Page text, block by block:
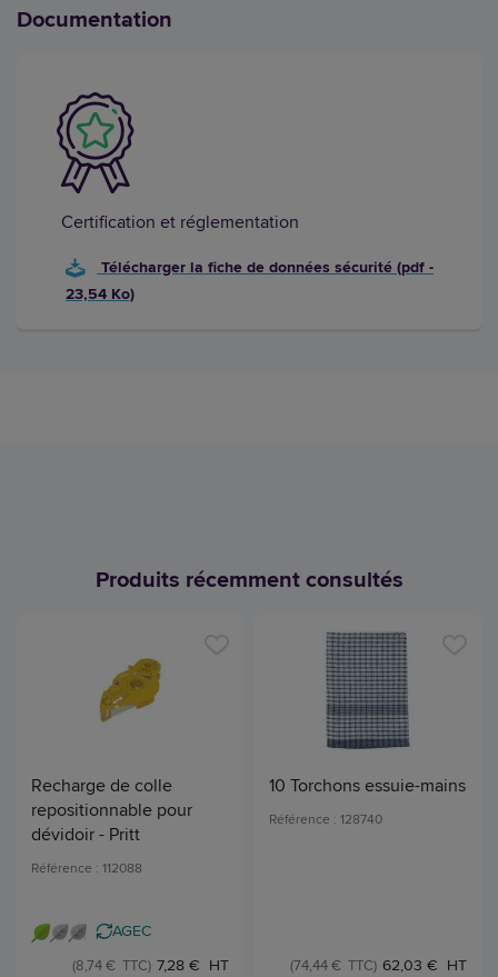
Documentation
Certification et réglementation
Télécharger la fiche de données sécurité (pdf -
23,54 Ko)
Produits récemment consultés
Recharge de colle
repositionnable pour
dévidoir - Pritt
Référence : 112088
AGEC
7,28 € HT
(8,74 € TTC)
10 Torchons essuie-mains
Référence : 128740
62,03 € HT
(74,44 € TTC)